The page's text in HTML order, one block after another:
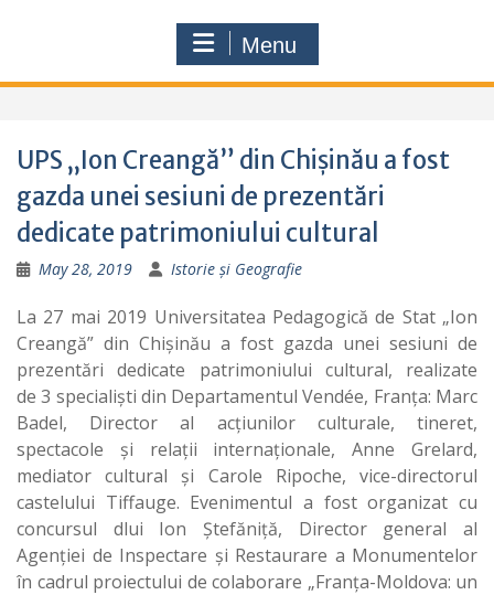
Menu
UPS „Ion Creangă” din Chișinău a fost
gazda unei sesiuni de prezentări
dedicate patrimoniului cultural
May 28, 2019 Istorie și Geografie
La 27 mai 2019 Universitatea Pedagogică de Stat „Ion
Creangă” din Chișinău a fost gazda unei sesiuni de
prezentări dedicate patrimoniului cultural, realizate
de 3 specialiști din Departamentul Vendée, Franța: Marc
Badel, Director al acțiunilor culturale, tineret,
spectacole și relații internaționale, Anne Grelard,
mediator cultural și Carole Ripoche, vice-directorul
castelului Tiffauge. Evenimentul a fost organizat cu
concursul dlui Ion Ștefăniță, Director general al
Agenției de Inspectare și Restaurare a Monumentelor
în cadrul proiectului de colaborare „Franța-Moldova: un